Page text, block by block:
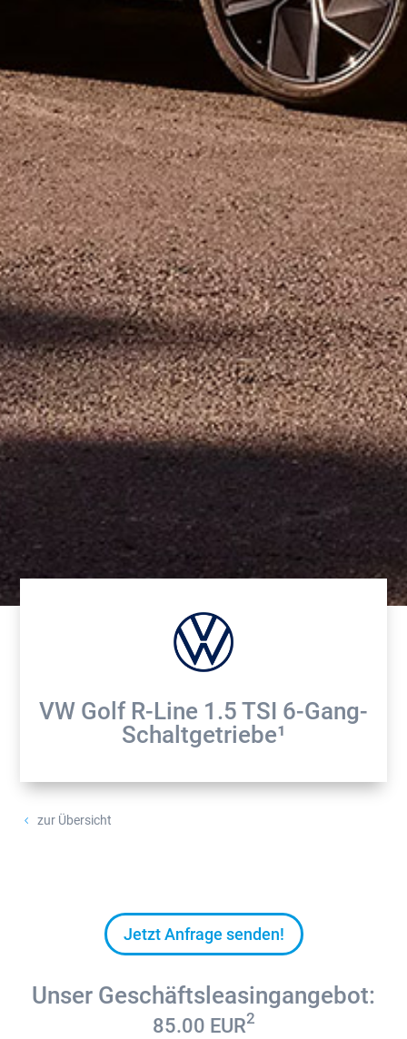
VW Golf R-Line 1.5 TSI 6-Gang-
Schaltgetriebe¹
4 zur Übersicht
Jetzt Anfrage senden!
Unser Geschäftsleasingangebot:
85.00 EUR2